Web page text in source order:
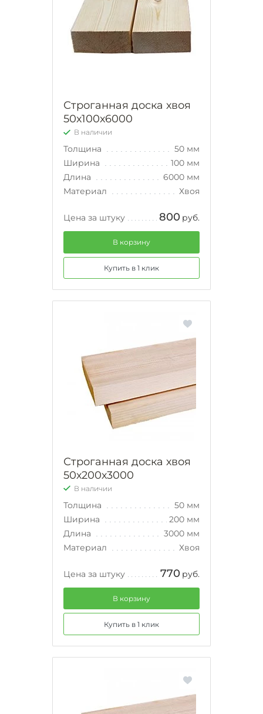
Строганная доска хвоя
50х100х6000
В наличии
Толщина
50 мм
Ширина
100 мм
Длина
6000 мм
Материал
Хвоя
Цена за штуку 800 руб.
В корзину
Купить в 1 клик
Строганная доска хвоя
50х200х3000
В наличии
Толщина
50 мм
Ширина
200 мм
Длина
3000 мм
Материал
Хвоя
Цена за штуку 770 руб.
В корзину
Купить в 1 клик